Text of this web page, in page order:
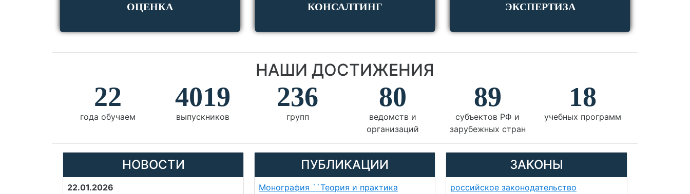
ОЦЕНКА КОНСАЛТИНГ ЭКСПЕРТИЗА
НАШИ ДОСТИЖЕНИЯ
22
года обучаем
4019
выпускников
236
групп
80
ведомств и
организаций
89
субъектов РФ и
зарубежных стран
18
учебных программ
НОВОСТИ
22.01.2026
ПУБЛИКАЦИИ
Монография ``Теория и практика
ЗАКОНЫ
российское законодательство